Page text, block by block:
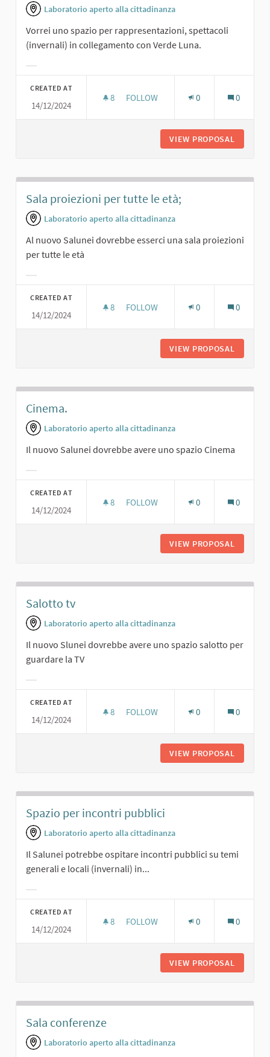
Laboratorio aperto alla cittadinanza
Vorrei uno spazio per rappresentazioni, spettacoli
(invernali) in collegamento con Verde Luna.
CREATED AT
14/12/2024
8 8 FOLLOWERS
FOLLOW 0 0
VIEW PROPOSAL
Sala proiezioni per tutte le età;
Laboratorio aperto alla cittadinanza
Al nuovo Salunei dovrebbe esserci una sala proiezioni
per tutte le età
CREATED AT
14/12/2024
8 8 FOLLOWERS
FOLLOW 0 0
VIEW PROPOSAL
Cinema.
Laboratorio aperto alla cittadinanza
Il nuovo Salunei dovrebbe avere uno spazio Cinema
CREATED AT
14/12/2024
8 8 FOLLOWERS
FOLLOW 0 0
VIEW PROPOSAL
Salotto tv
Laboratorio aperto alla cittadinanza
Il nuovo Slunei dovrebbe avere uno spazio salotto per
guardare la TV
CREATED AT
14/12/2024
8 8 FOLLOWERS
FOLLOW 0 0
VIEW PROPOSAL
Spazio per incontri pubblici
Laboratorio aperto alla cittadinanza
Il Salunei potrebbe ospitare incontri pubblici su temi
generali e locali (invernali) in...
CREATED AT
14/12/2024
8 8 FOLLOWERS
FOLLOW 0 0
VIEW PROPOSAL
Sala conferenze
Laboratorio aperto alla cittadinanza